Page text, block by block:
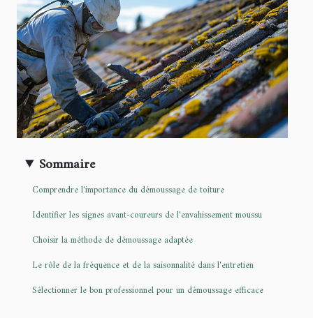
Sommaire
Comprendre l'importance du démoussage de toiture
Identifier les signes avant-coureurs de l'envahissement moussu
Choisir la méthode de démoussage adaptée
Le rôle de la fréquence et de la saisonnalité dans l'entretien
Sélectionner le bon professionnel pour un démoussage efficace